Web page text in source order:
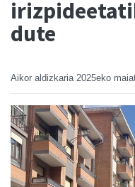
dute
Aikor aldizkaria 2025eko